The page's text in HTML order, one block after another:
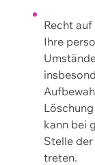
Recht
Ihre
kann bei
Stelle
treten.